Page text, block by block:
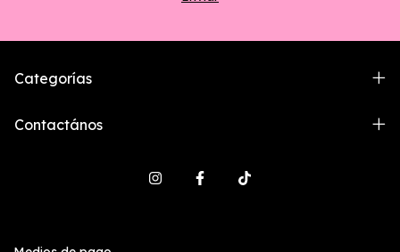
Categorías
Contactános